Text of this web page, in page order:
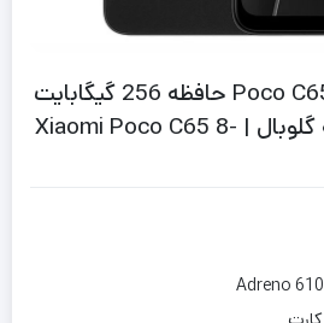
موبایل شیائومی Poco C65 حافظه 256 گیگابایت
رم 8 گیگابایت نسخه گلوبال | Xiaomi Poco C65 8-
Adreno 610